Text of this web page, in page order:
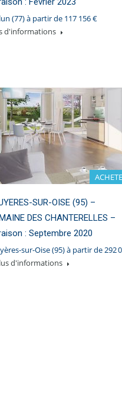
(77) à partir de 117 156 €
d'informations
SUR-OISE (95) –
DES CHANTERELLES –
: Septembre 2020
sur-Oise (95) à partir de 292
d'informations